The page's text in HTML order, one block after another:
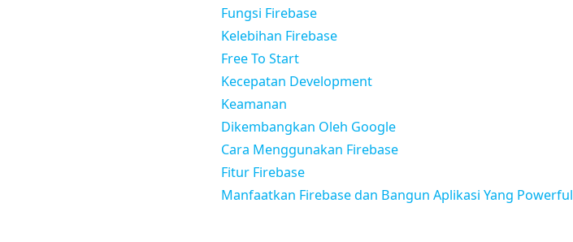
Fungsi Firebase
Kelebihan Firebase
Free To Start
Kecepatan Development
Keamanan
Dikembangkan Oleh Google
Cara Menggunakan Firebase
Fitur Firebase
Manfaatkan Firebase dan Bangun Aplikasi Yang Powerful